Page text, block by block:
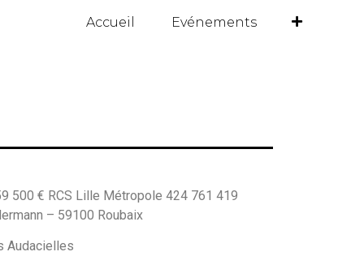
Accueil Evénements
500 € RCS Lille Métropole 424 761 419
– 59100 Roubaix
Audacielles